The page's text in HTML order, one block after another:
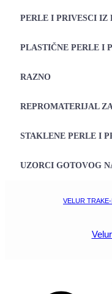
PERLE I PRIVESCI IZ
PLASTIČNE PERLE I
RAZNO
REPROMATERIJAL
STAKLENE PERLE I
UZORCI GOTOVOG
VELUR